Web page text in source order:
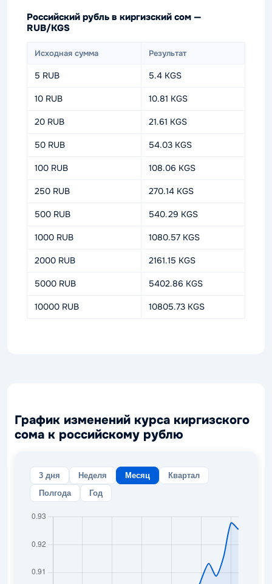
Российский рубль в киргизский сом —
RUB/KGS
Исходная сумма Результат
5 RUB 5.4 KGS
10 RUB 10.81 KGS
20 RUB 21.61 KGS
50 RUB 54.03 KGS
100 RUB 108.06 KGS
250 RUB 270.14 KGS
500 RUB 540.29 KGS
1000 RUB 1080.57 KGS
2000 RUB 2161.15 KGS
5000 RUB 5402.86 KGS
10000 RUB 10805.73 KGS
График изменений курса киргизского
сома к российскому рублю
3 дня Неделя Месяц
Квартал
Полгода
Год